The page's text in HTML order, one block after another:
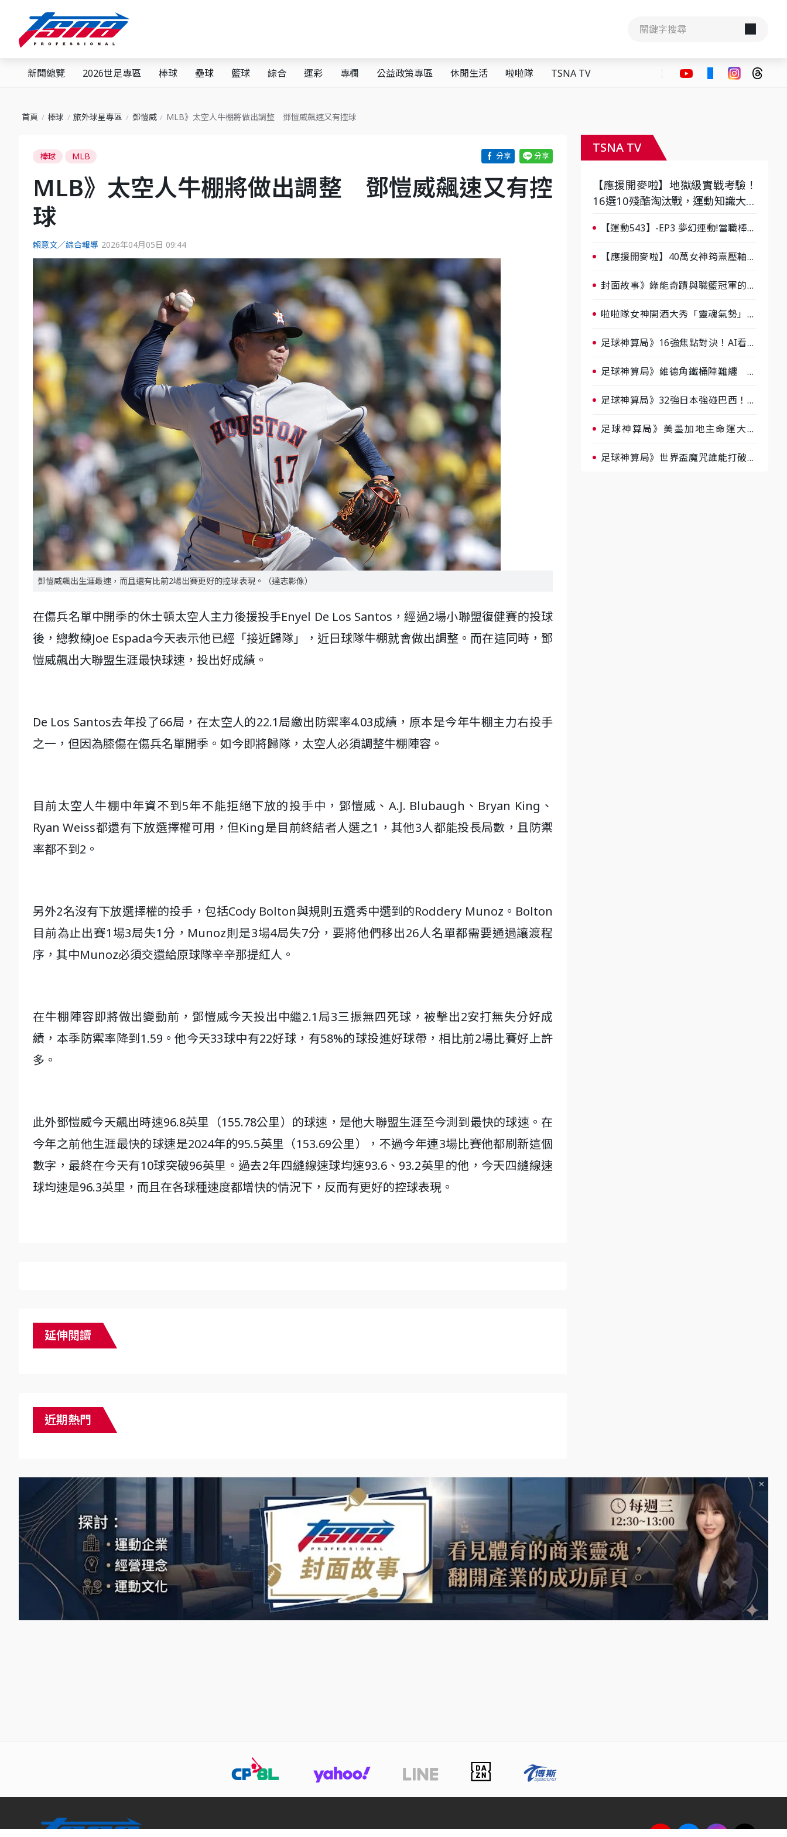
新聞總覽 2026世足專區 棒球 壘球 籃球 綜合 運彩 專欄 公益政策專區 休閒生活 啦啦隊 TSNA TV
首頁 棒球 旅外球星專區 鄧愷威 MLB》太空人牛棚將做出調整 鄧愷威飆速又有控球
棒球 MLB
MLB》太空人牛棚將做出調整 鄧愷威飆速又有控
球
賴意文／綜合報導 2026年04月05日 09:44
鄧愷威飆出生涯最速，而且還有比前2場出賽更好的控球表現。（達志影像）
在傷兵名單中開季的休士頓太空人主力後援投手Enyel De Los Santos，經過2場小聯盟復健賽的投球
後，總教練Joe Espada今天表示他已經「接近歸隊」，近日球隊牛棚就會做出調整。而在這同時，鄧
愷威飆出大聯盟生涯最快球速，投出好成績。
De Los Santos去年投了66局，在太空人的22.1局繳出防禦率4.03成績，原本是今年牛棚主力右投手
之一，但因為膝傷在傷兵名單開季。如今即將歸隊，太空人必須調整牛棚陣容。
目前太空人牛棚中年資不到5年不能拒絕下放的投手中，鄧愷威、A.J. Blubaugh、Bryan King、
Ryan Weiss都還有下放選擇權可用，但King是目前終結者人選之1，其他3人都能投長局數，且防禦
率都不到2。
另外2名沒有下放選擇權的投手，包括Cody Bolton與規則五選秀中選到的Roddery Munoz。Bolton
目前為止出賽1場3局失1分，Munoz則是3場4局失7分，要將他們移出26人名單都需要通過讓渡程
序，其中Munoz必須交還給原球隊辛辛那提紅人。
在牛棚陣容即將做出變動前，鄧愷威今天投出中繼2.1局3三振無四死球，被擊出2安打無失分好成
績，本季防禦率降到1.59。他今天33球中有22好球，有58%的球投進好球帶，相比前2場比賽好上許
多。
此外鄧愷威今天飆出時速96.8英里（155.78公里）的球速，是他大聯盟生涯至今測到最快的球速。在
今年之前他生涯最快的球速是2024年的95.5英里（153.69公里），不過今年連3場比賽他都刷新這個
數字，最終在今天有10球突破96英里。過去2年四縫線速球均速93.6、93.2英里的他，今天四縫線速
球均速是96.3英里，而且在各球種速度都增快的情況下，反而有更好的控球表現。
延伸閱讀
近期熱門
TSNA TV
【應援開麥啦】地獄級實戰考驗！
16選10殘酷淘汰戰，運動知識大會
【運動543】-EP3 夢幻連動!當職棒傳
【應援開麥啦】40萬女神筠熹壓軸！
比一個會-ep2
封面故事》綠能奇蹟與職籃冠軍的背
事》大談「心酸創業學」
啦啦隊女神開酒大秀「靈魂氣勢」！
大過招
足球神算局》16強焦點對決！AI看好
足球神算局》維德角鐵桶陣難纏 阿
足球神算局》32強日本強碰巴西！AI
爆冷
足球神算局》美墨加地主命運大解
足球神算局》世界盃魔咒誰能打破？